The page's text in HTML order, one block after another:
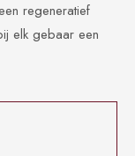
regeneratief
elk gebaar een